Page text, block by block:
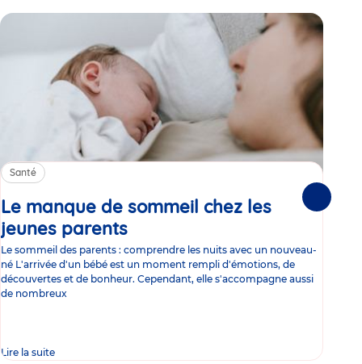
Santé
Le manque de sommeil chez les
jeunes parents
Le sommeil des parents : comprendre les nuits avec un nouveau-
né L'arrivée d'un bébé est un moment rempli d'émotions, de
découvertes et de bonheur. Cependant, elle s'accompagne aussi
de nombreux
Lire la suite